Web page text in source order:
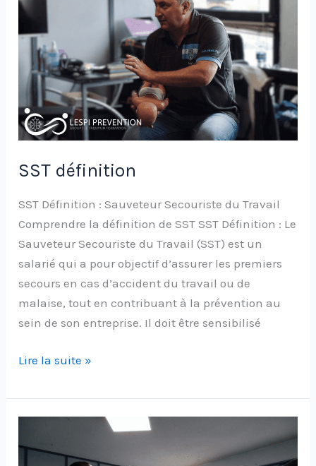
SST définition
SST Définition : Sauveteur Secouriste du Travail
Comprendre la définition de SST SST Définition : Le
Sauveteur Secouriste du Travail (SST) est un
salarié qui a pour objectif d’assurer les premiers
secours en cas d’accident du travail ou de
malaise, tout en contribuant à la prévention au
sein de son entreprise. Il doit être sensibilisé
Lire la suite »
Comment
devenir